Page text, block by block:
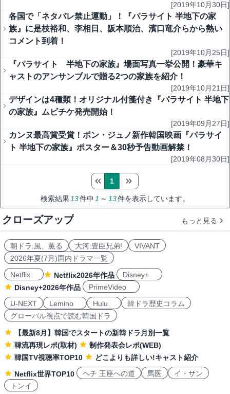
[2019年10月30日]
各国で「ネタバレ禁止運動」！『パラサイト 半地下の家
族』に是枝裕和、李相日、阪本順治、濱口竜介らから熱い
コメント到着！
[2019年10月25日]
『パラサイト 半地下の家族』場面写真一挙公開！豪華キ
ャストのアンサンブルで贈る2つの家族を紹介！
[2019年10月21日]
デザインは4種類！オリジナル付箋付き『パラサイト 半地下
の家族』ムビチケ発売開始！
[2019年09月27日]
カンヌ最高賞受賞！ポン・ジュノ新作韓国映画『パラサイ
ト 半地下の家族』ポスター＆30秒予告動画解禁！
[2019年08月30日]
検索結果 13件中 1 ～ 13件を表示しています。
1
クローズアップ もっと見る
朝ドラ:風、薫る 大河:豊臣兄弟!
VIVANT
2026年夏(7月)国内ドラマ一覧
Netflix
Netflix2026年作品
Disney+
Disney+2026年作品
PrimeVideo
U-NEXT
Lemino Hulu
韓ドラ歴史コラム
グローバル視点で読む韓国ドラ
【最新8月】韓国でスタートの新韓ドラ月別一覧
韓流再現レポ(取材)
制作発表会レポ(WEB)
韓国TV視聴率TOP10
どこよりも詳しい!キャスト紹介
Netflix世界TOP10
ヘチ 王座への道 馬医
イ・サン
トンイ